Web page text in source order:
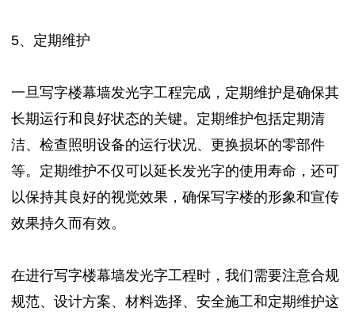
5、定期维护
一旦写字楼幕墙发光字工程完成，定期维护是确保其
长期运行和良好状态的关键。定期维护包括定期清
洁、检查照明设备的运行状况、更换损坏的零部件
等。定期维护不仅可以延长发光字的使用寿命，还可
以保持其良好的视觉效果，确保写字楼的形象和宣传
效果持久而有效。
在进行写字楼幕墙发光字工程时，我们需要注意合规
规范、设计方案、材料选择、安全施工和定期维护这